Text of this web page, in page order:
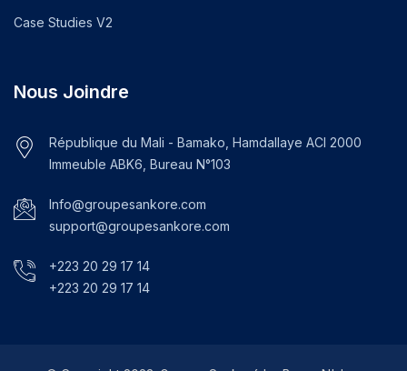
Case Studies V2
Nous Joindre
République du Mali - Bamako, Hamdallaye ACI 2000
Immeuble ABK6, Bureau N°103
Info@groupesankore.com
support@groupesankore.com
+223 20 29 17 14
+223 20 29 17 14